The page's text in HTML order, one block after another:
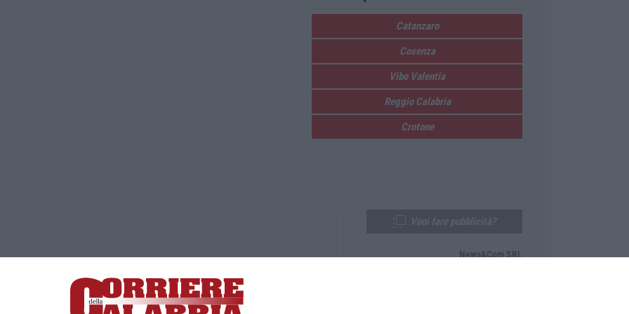
Catanzaro
Cosenza
Vibo Valentia
Reggio Calabria
Crotone
Lamezia Terme (CZ)
responsabile Paola Militano |Privacy
News&Com SRL